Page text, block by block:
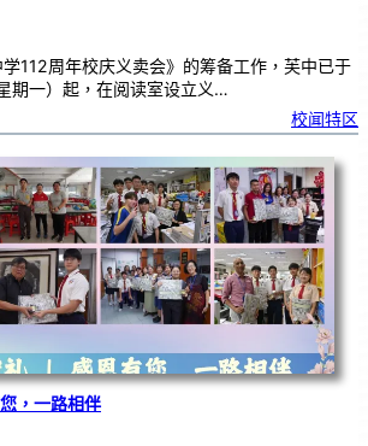
112周年校庆义卖会》的筹备工作，芙中已于
期一）起，在阅读室设立义…
校闻特区
，一路相伴